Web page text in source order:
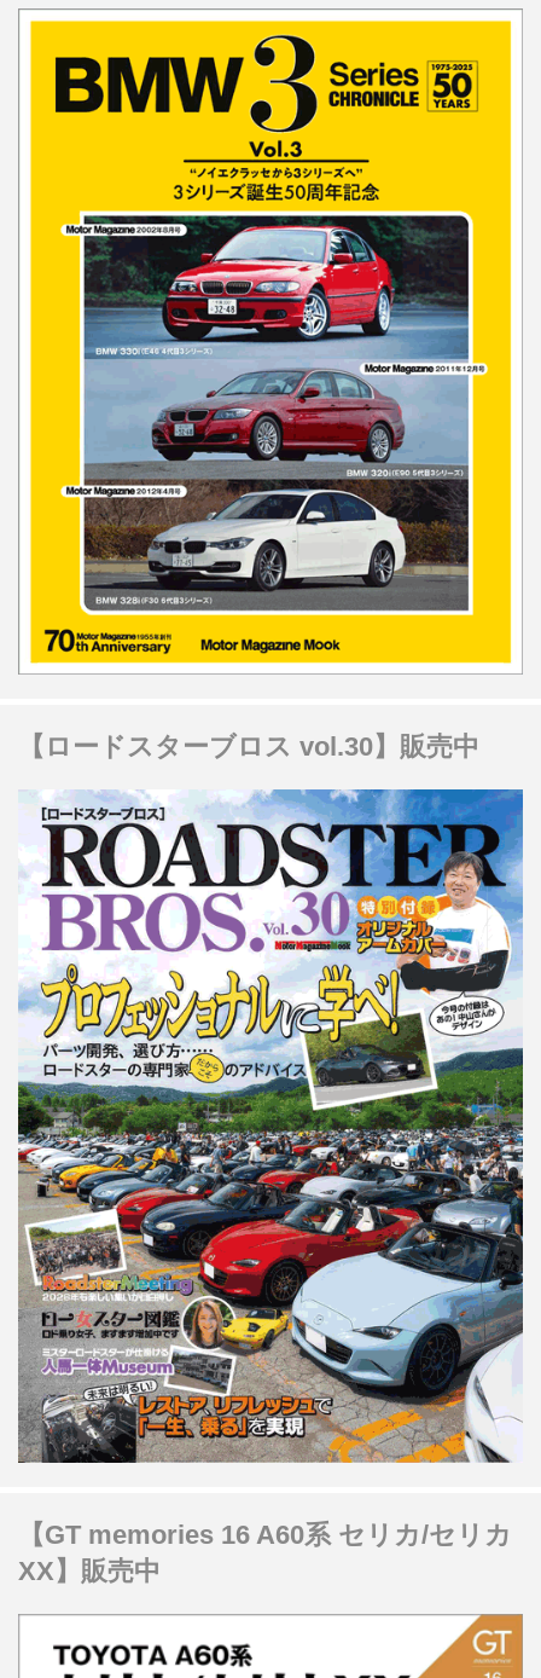
【ロードスターブロス vol.30】販売中
【GT memories 16 A60系 セリカ/セリカ
XX】販売中